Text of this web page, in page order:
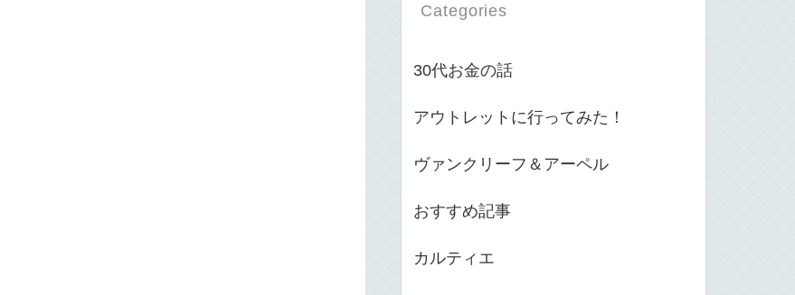
Categories
30代お金の話
アウトレットに行ってみた！
ヴァンクリーフ＆アーペル
おすすめ記事
カルティエ